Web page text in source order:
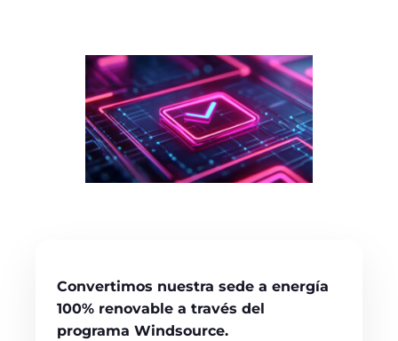
Convertimos nuestra sede a energía
100% renovable a través del
programa Windsource.